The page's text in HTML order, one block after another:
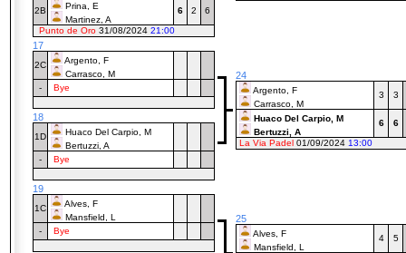
2B
Prina, E
Martinez, A
6 2
6
Punto de Oro 31/08/2024 21:00
17
2C
Argento, F
Carrasco, M
-
Bye
24
Argento, F
Carrasco, M
3 3
Huaco Del Carpio, M
Bertuzzi, A
6
6
La Via Padel 01/09/2024 13:00
18
1D
Huaco Del Carpio, M
Bertuzzi, A
-
Bye
19
1C
Alves, F
Mansfield, L
-
Bye
25
Alves, F
Mansfield, L
4 5